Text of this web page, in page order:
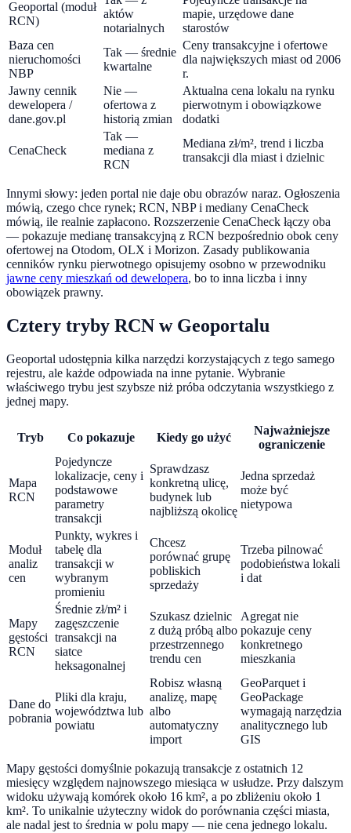
Geoportal (moduł
RCN)
aktów
notarialnych
mapie, urzędowe dane
starostów
Baza cen
nieruchomości
NBP
Tak — średnie
kwartalne
Ceny transakcyjne i ofertowe
dla największych miast od 2006
r.
Jawny cennik
dewelopera /
dane.gov.pl
Nie —
ofertowa z
historią zmian
Aktualna cena lokalu na rynku
pierwotnym i obowiązkowe
dodatki
CenaCheck
Tak —
mediana z
RCN
Mediana zł/m², trend i liczba
transakcji dla miast i dzielnic
Innymi słowy: jeden portal nie daje obu obrazów naraz. Ogłoszenia
mówią, czego chce rynek; RCN, NBP i mediany CenaCheck
mówią, ile realnie zapłacono. Rozszerzenie CenaCheck łączy oba
— pokazuje medianę transakcyjną z RCN bezpośrednio obok ceny
ofertowej na Otodom, OLX i Morizon. Zasady publikowania
cenników rynku pierwotnego opisujemy osobno w przewodniku
jawne ceny mieszkań od dewelopera, bo to inna liczba i inny
obowiązek prawny.
Cztery tryby RCN w Geoportalu
Geoportal udostępnia kilka narzędzi korzystających z tego samego
rejestru, ale każde odpowiada na inne pytanie. Wybranie
właściwego trybu jest szybsze niż próba odczytania wszystkiego z
jednej mapy.
Tryb Co pokazuje Kiedy go użyć
Najważniejsze
ograniczenie
Mapa
RCN
Pojedyncze
lokalizacje, ceny i
podstawowe
parametry
transakcji
Sprawdzasz
konkretną ulicę,
budynek lub
najbliższą okolicę
Jedna sprzedaż
może być
nietypowa
Moduł
analiz
cen
Punkty, wykres i
tabelę dla
transakcji w
wybranym
promieniu
Chcesz
porównać grupę
pobliskich
sprzedaży
Trzeba pilnować
podobieństwa lokali
i dat
Mapy
gęstości
RCN
Średnie zł/m² i
zagęszczenie
transakcji na
siatce
heksagonalnej
Szukasz dzielnic
z dużą próbą albo
przestrzennego
trendu cen
Agregat nie
pokazuje ceny
konkretnego
mieszkania
Dane do
pobrania
Pliki dla kraju,
województwa lub
powiatu
Robisz własną
analizę, mapę
albo
automatyczny
import
GeoParquet i
GeoPackage
wymagają narzędzia
analitycznego lub
GIS
Mapy gęstości domyślnie pokazują transakcje z ostatnich 12
miesięcy względem najnowszego miesiąca w usłudze. Przy dalszym
widoku używają komórek około 16 km², a po zbliżeniu około 1
km². To unikalnie użyteczny widok do porównania części miasta,
ale nadal jest to średnia w polu mapy — nie cena jednego lokalu.